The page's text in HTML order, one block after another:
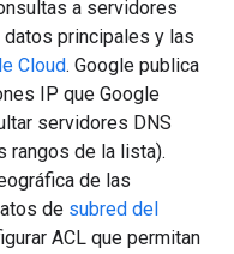
a servidores
principales y las
Cloud. Google publica
IP que Google
servidores DNS
rangos de la lista).
de las
de subred del
ACL que permitan